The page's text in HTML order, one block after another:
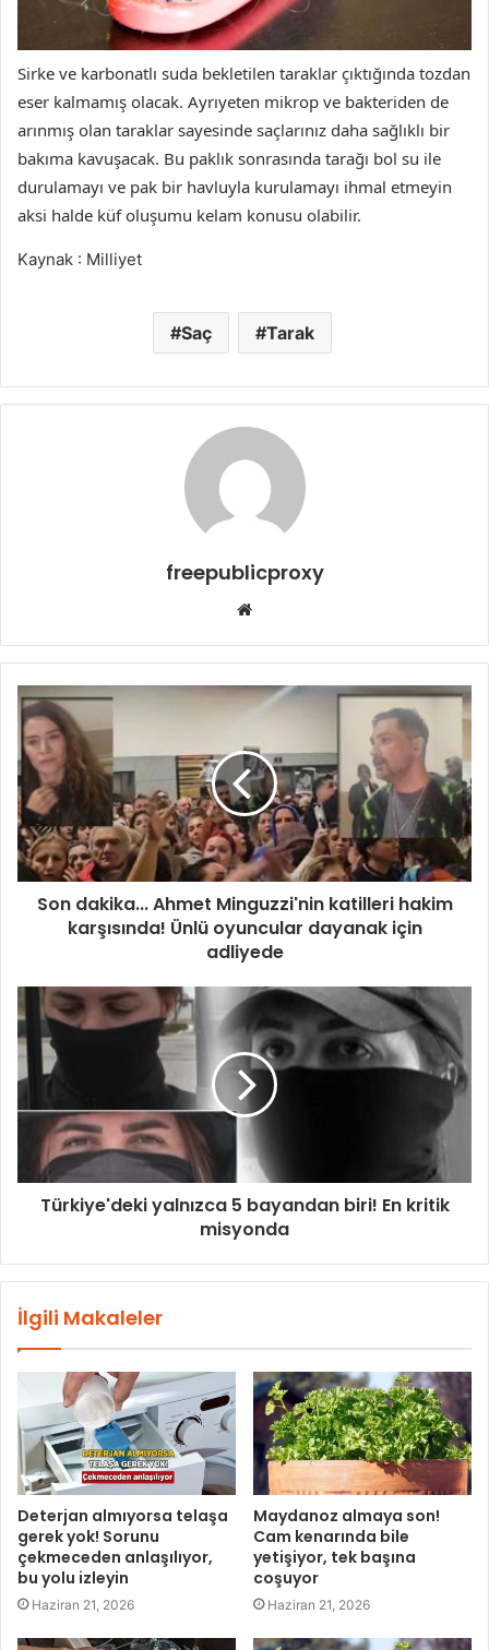
Sirke ve karbonatlı suda bekletilen taraklar çıktığında tozdan
eser kalmamış olacak. Ayrıyeten mikrop ve bakteriden de
arınmış olan taraklar sayesinde saçlarınız daha sağlıklı bir
bakıma kavuşacak. Bu paklık sonrasında tarağı bol su ile
durulamayı ve pak bir havluyla kurulamayı ihmal etmeyin
aksi halde küf oluşumu kelam konusu olabilir.
Kaynak : Milliyet
Saç Tarak
freepublicproxy
Web
Son dakika... Ahmet Minguzzi'nin katilleri hakim
karşısında! Ünlü oyuncular dayanak için
adliyede
Türkiye'deki yalnızca 5 bayandan biri! En kritik
misyonda
İlgili Makaleler
Deterjan almıyorsa telaşa
gerek yok! Sorunu
çekmeceden anlaşılıyor,
bu yolu izleyin
Haziran 21, 2026
Maydanoz almaya son!
Cam kenarında bile
yetişiyor, tek başına
coşuyor
Haziran 21, 2026